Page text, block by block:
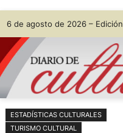
Saltar
al
contenido
Skip
to
content
6 de agosto de 2026 –
ESTADÍSTICAS CULTURALES
TURISMO CULTURAL